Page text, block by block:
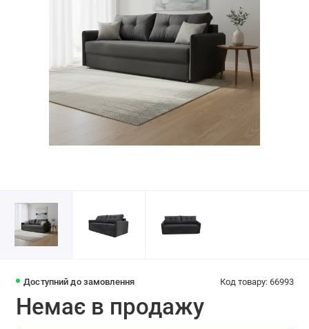
Доступний до замовлення Код товару: 66993
Немає в продажу